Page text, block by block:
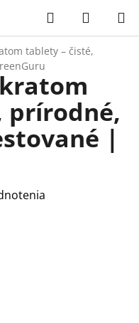
Hľadať
KOŠÍK
tablety – čisté,
prírodné,
|